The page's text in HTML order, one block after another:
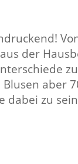
der
aber
dabei zu